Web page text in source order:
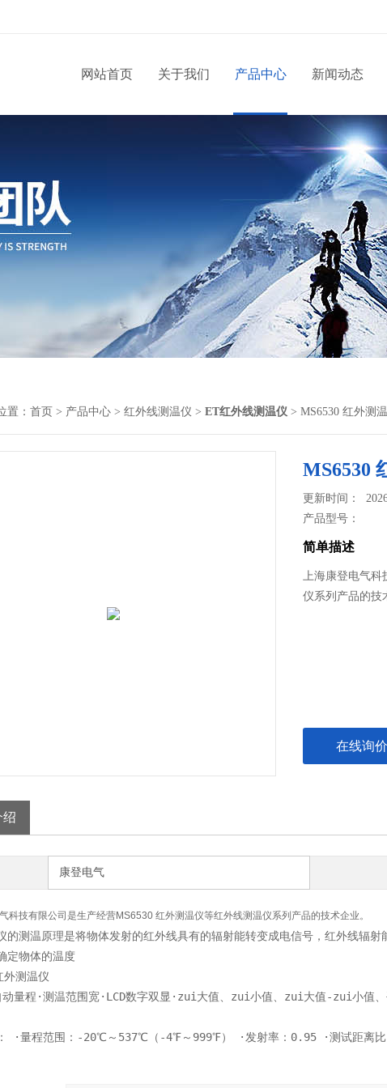
网站首页 关于我们 产品中心 新闻动态
置： 首页 > 产品中心 > 红外线测温仪 > ET红外线测温仪 > MS6530 红外测
MS6530
更新时间：
产品型号：
简单描述
上海康登电气科
仪系列产品的技
在线询价
绍
康登电气
科技有限公司是生产经营MS6530 红外测温仪等红外线测温仪系列产品的技术企业。
的测温原理是将物体发射的红外线具有的辐射能转变成电信号，红外线辐
定物体的温度
外测温仪
动量程·测温范围宽·LCD数字双显·zui大值、zui小值、zui大值-zui小值
·量程范围：-20℃～537℃（-4℉～999℉） ·发射率：0.95 ·测试距